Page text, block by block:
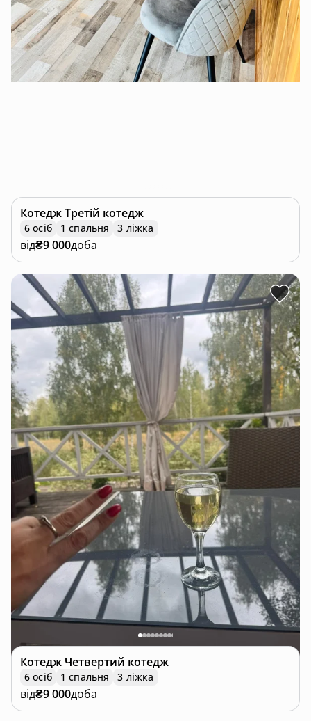
КотеджТретій котедж
6 осіб 1 спальня 3 ліжка
від₴9 000доба
Котедж Четвертий котедж
6 осіб 1 спальня 3 ліжка
від₴9 000доба